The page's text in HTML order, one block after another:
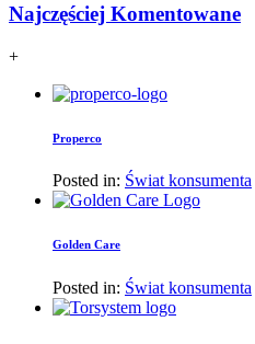
Najczęściej Komentowane
+
Properco
Posted in: Świat konsumenta
Golden Care
Posted in: Świat konsumenta